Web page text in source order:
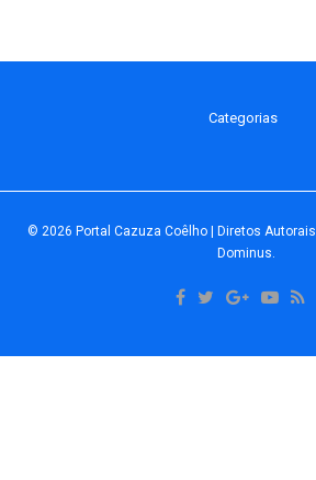
Categorias
© 2026 Portal Cazuza Coêlho | Diretos Autorais
Dominus.